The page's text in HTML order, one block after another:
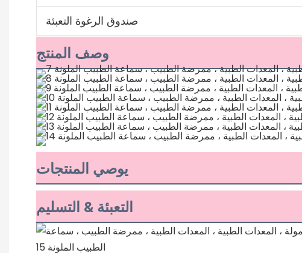
صندوق الرغوة التعبئة
وصف المنتج
يوصي المنتجات
التعبئة & التسليم